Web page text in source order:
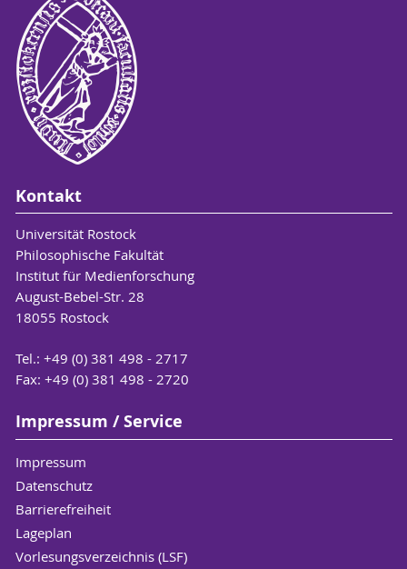
Kontakt
Universität Rostock
Philosophische Fakultät
Institut für Medienforschung
August-Bebel-Str. 28
18055 Rostock
Tel.: +49 (0) 381 498 - 2717
Fax: +49 (0) 381 498 - 2720
Impressum / Service
Impressum
Datenschutz
Barrierefreiheit
Lageplan
Vorlesungsverzeichnis (LSF)